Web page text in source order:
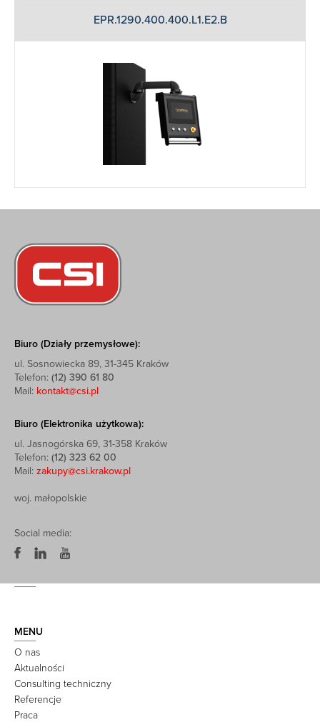
EPR.1290.400.400.L1.E2.B
Biuro (Działy przemysłowe):
ul. Sosnowiecka 89, 31-345 Kraków
Telefon: (12) 390 61 80
Mail: kontakt@csi.pl
Biuro (Elektronika użytkowa):
ul. Jasnogórska 69, 31-358 Kraków
Telefon: (12) 323 62 00
Mail: zakupy@csi.krakow.pl
woj. małopolskie
Social media:
MENU
O nas
Aktualności
Consulting techniczny
Referencje
Praca